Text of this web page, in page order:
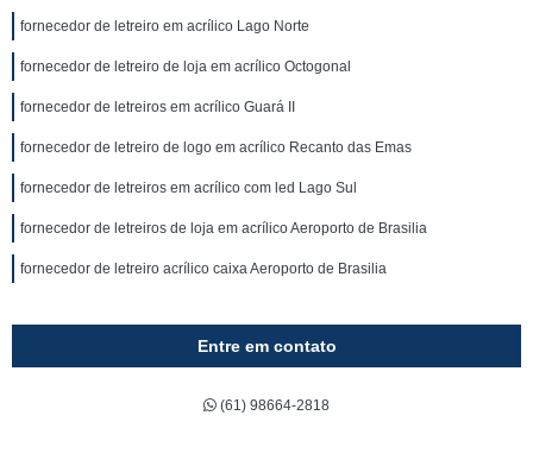
fornecedor de letreiro em acrílico Lago Norte
fornecedor de letreiro de loja em acrílico Octogonal
fornecedor de letreiros em acrílico Guará II
fornecedor de letreiro de logo em acrílico Recanto das Emas
fornecedor de letreiros em acrílico com led Lago Sul
fornecedor de letreiros de loja em acrílico Aeroporto de Brasilia
fornecedor de letreiro acrílico caixa Aeroporto de Brasilia
Entre em contato
(61) 98664-2818